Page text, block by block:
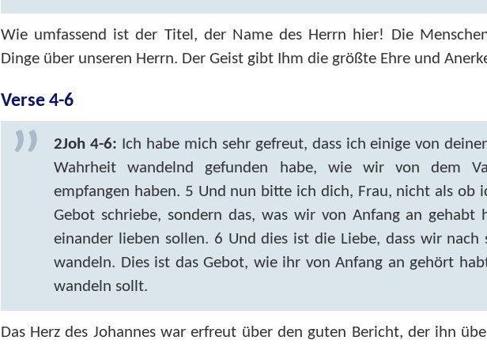
Wie umfassend ist der Titel, der Name des Herrn hier! Die
Dinge über unseren Herrn. Der Geist gibt Ihm die größte Ehre und
Verse 4-6
2Joh 4-6: Ich habe mich sehr gefreut, dass ich einige von
Wahrheit wandelnd gefunden habe, wie wir von dem
empfangen haben. 5 Und nun bitte ich dich, Frau, nicht als ob
Gebot schriebe, sondern das, was wir von Anfang an gehabt
einander lieben sollen. 6 Und dies ist die Liebe, dass wir nach
wandeln. Dies ist das Gebot, wie ihr von Anfang an gehört
wandeln sollt.
Das Herz des Johannes war erfreut über den guten Bericht, der ihn